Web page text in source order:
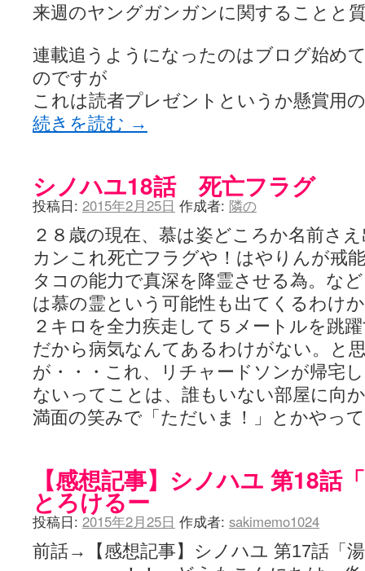
来週のヤングガンガンに関することと
連載追うようになったのはブログ始め
のですが
これは読者プレゼントというか懸賞用
続きを読む →
シノハユ18話 死亡フラグ
投稿日: 2015年2月25日 作成者: 隣の
２８歳の現在、慕は姿どころか名前さ
カンこれ死亡フラグや！はやりんが戒
タコの能力で真深を降霊させる為。な
は慕の霊という可能性も出てくるわけ
２キロを全力疾走して５メートルを跳
だから病気なんてあるわけがない。と
が・・・これ、リチャードソンが帰宅
ないってことは、誰もいない部屋に向
満面の笑みで「ただいま！」とかやっ
【感想記事】シノハユ 第18話
とろけるー
投稿日: 2015年2月25日 作成者: sakimemo1024
前話→【感想記事】シノハユ 第17話「